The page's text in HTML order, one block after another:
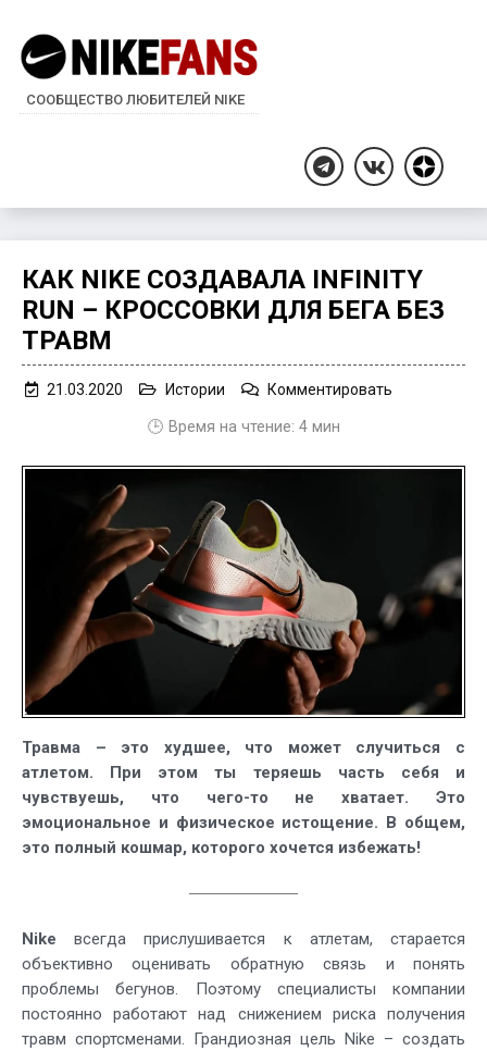
СООБЩЕСТВО ЛЮБИТЕЛЕЙ NIKE
TelegramВКонтакте
Дзен
КАК NIKE СОЗДАВАЛА INFINITY
RUN – КРОССОВКИ ДЛЯ БЕГА БЕЗ
ТРАВМ
21.03.2020 Истории Комментировать
бега
без
🕒 Время на чтение: 4 мин
Травма – это худшее, что может случиться с
атлетом. При этом ты теряешь часть себя и
чувствуешь, что чего-то не хватает. Это
эмоциональное и физическое истощение. В общем,
это полный кошмар, которого хочется избежать!
Nike всегда прислушивается к атлетам, старается
объективно оценивать обратную связь и понять
проблемы бегунов. Поэтому специалисты компании
постоянно работают над снижением риска получения
травм спортсменами. Грандиозная цель Nike – создать